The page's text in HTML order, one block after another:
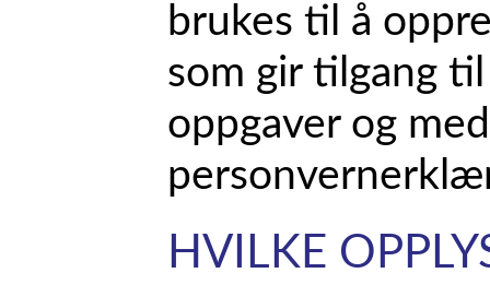
brukes til å
som gir tilgang
oppgaver og
HVILKE